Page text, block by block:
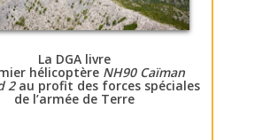
La DGA livre
hélicoptère NH90 Caïman
2au profit des forces spéciales
de l’armée de Terre